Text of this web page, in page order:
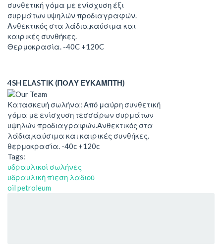
συνθετική γόμα με ενίσχυση έξι
συρμάτων υψηλών προδιαγραφών.
Ανθεκτικός στα λάδια,καύσιμα και
καιρικές συνθήκες.
Θερμοκρασία. -40C +120C
4SH ELASTIΚ (ΠΟΛΥ ΕΥΚΑΜΠΤΗ)
Κατασκευή σωλήνα: Από μαύρη συνθετική
γόμα με ενίσχυση τεσσάρων συρμάτων
υψηλών προδιαγραφών.Ανθεκτικός στα
λάδια,καύσιμα και καιρικές συνθήκες.
θερμοκρασία. -40c +120c
Tags:
υδραυλικοί σωλήνες
υδραυλική πίεση λαδιού
oil petroleum